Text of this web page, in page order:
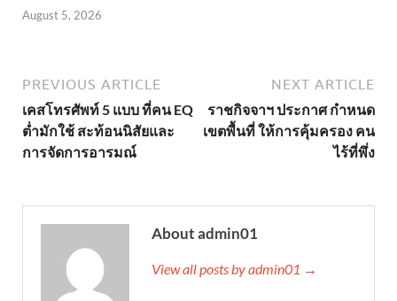
August 5, 2026
PREVIOUS ARTICLE
เคสโทรศัพท์ 5 แบบ ที่คน EQ
ต่ำมักใช้ สะท้อนนิสัยและ
การจัดการอารมณ์
NEXT ARTICLE
ราชกิจจาฯ ประกาศ กำหนด
เขตพื้นที่ ให้การคุ้มครอง คน
ไร้ที่พึ่ง
About admin01
View all posts by admin01 →